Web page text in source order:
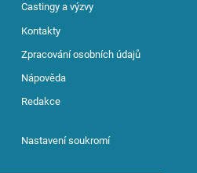
Castingy a výzvy
Kontakty
Zpracování osobních údajů
Nápověda
Redakce
Nastavení soukromí